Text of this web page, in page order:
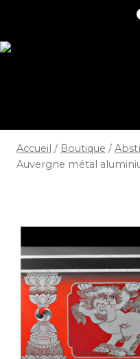
Accueil / Boutique /
Auvergne métal